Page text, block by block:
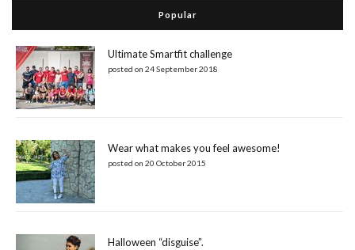
Popular
Ultimate Smartfit challenge
posted on 24 September 2018
Wear what makes you feel awesome!
posted on 20 October 2015
Halloween “disguise”.